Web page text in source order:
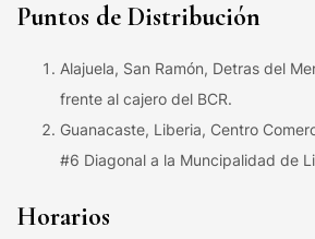
Puntos de Distribución
Alajuela, San Ramón, Detras del
frente al cajero del BCR.
Guanacaste, Liberia, Centro
#6 Diagonal a la Muncipalidad de
Horarios